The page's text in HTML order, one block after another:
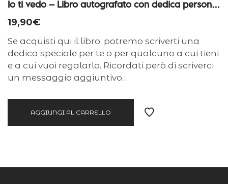
Io ti vedo – Libro autografato con dedica personalizzata
19,90€
Se acquisti qui il libro, potremo scriverti una
dedica speciale per te o per qualcuno a cui tieni
e a cui vuoi regalarlo. Ricordati però di scriverci
un messaggio aggiuntivo…
AGGIUNGI AL CARRELLO